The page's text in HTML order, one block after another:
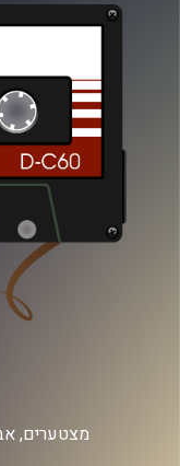
מצטערים,